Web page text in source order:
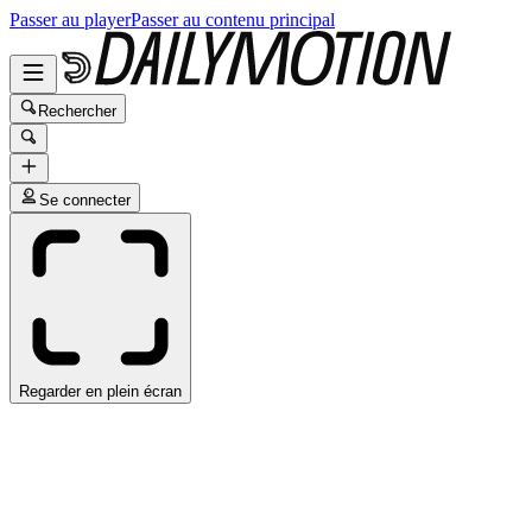
Passer au playerPasser au contenu principal
Rechercher
Se connecter
Regarder en plein écran